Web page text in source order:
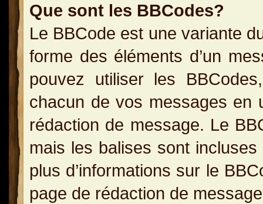
Que sont les BBCodes?
Le BBCode est une variante
forme des éléments d’un
pouvez utiliser les
chacun de vos messages en
rédaction de message. Le
mais les balises sont
plus d’informations sur le
page de rédaction de